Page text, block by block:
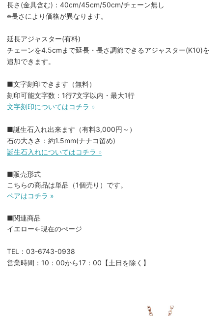
長さ(金具含む)：40cm/45cm/50cm/チェーン無し
※長さにより価格が異なります。
延長アジャスター(有料)
チェーンを4.5cmまで延長・長さ調節できるアジャスター(K10)を
追加できます。
■文字刻印できます（無料）
刻印可能文字数：1行7文字以内・最大1行
文字刻印についてはコチラ »
■誕生石入れ出来ます（有料3,000円～）
石の大きさ：約1.5mm(ナナコ留め)
誕生石入れについてはコチラ »
■販売形式
こちらの商品は単品（1個売り）です。
ペアはコチラ »
■関連商品
イエロー←現在のぺージ
TEL：03-6743-0938
営業時間：10：00から17：00【土日を除く】